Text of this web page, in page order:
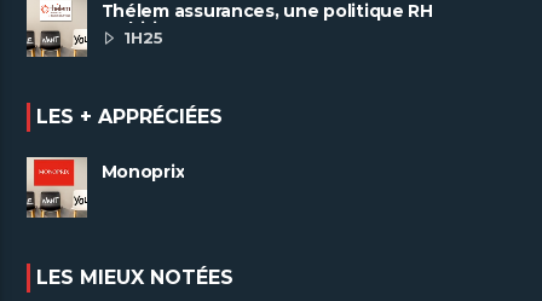
Thélem assurances, une politique RH
ambitieuse
1H25
LES + APPRÉCIÉES
Monoprix
LES MIEUX NOTÉES